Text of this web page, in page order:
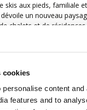
cookies
content and
features and to
skis aux pieds, familiale
un nouveau
chalets et de résidences
tradition de la pierre et
À LA